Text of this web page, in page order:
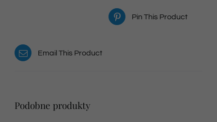
Pin This Product
Email This Product
Podobne produkty